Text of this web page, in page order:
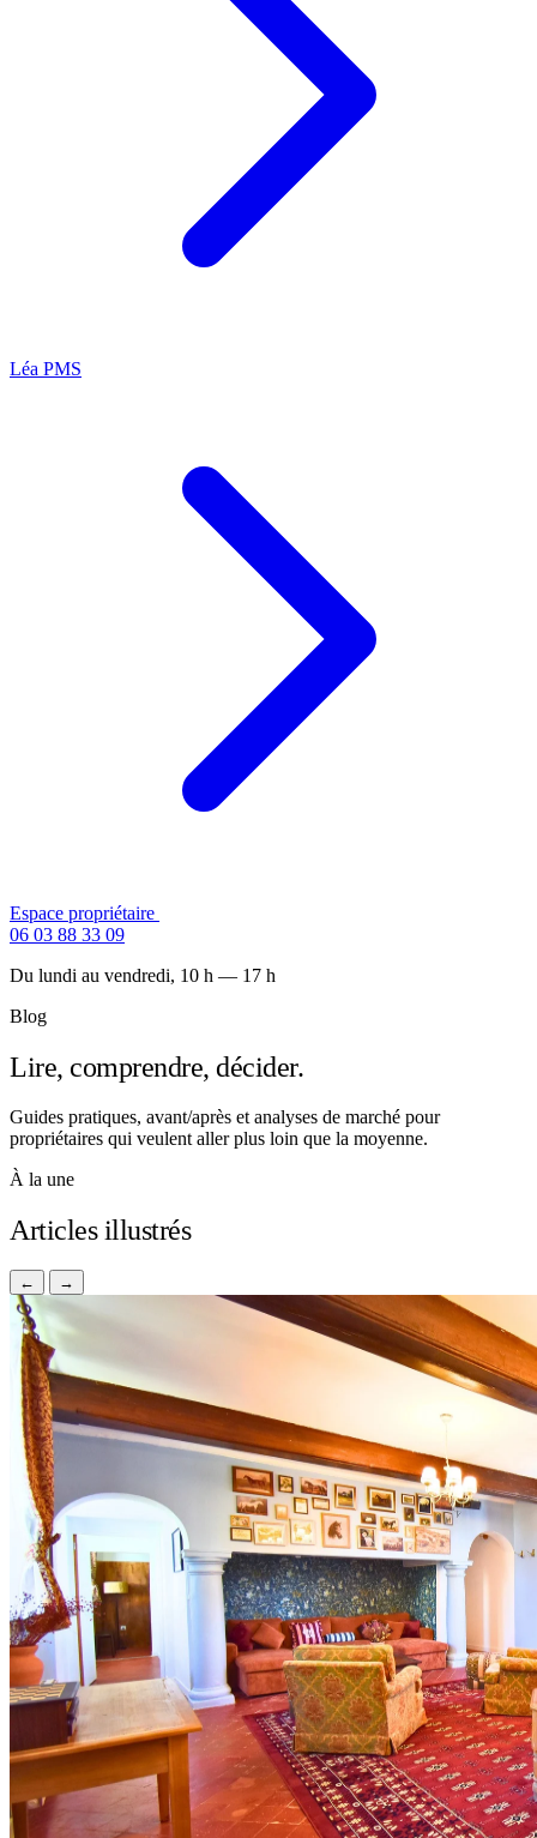
Léa PMS
Espace propriétaire
06 03 88 33 09
Du lundi au vendredi, 10 h — 17 h
Blog
Lire, comprendre, décider.
Guides pratiques, avant/après et analyses de marché pour
propriétaires qui veulent aller plus loin que la moyenne.
À la une
Articles illustrés
← →